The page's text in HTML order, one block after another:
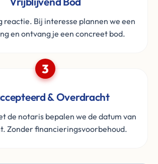
reactie. Bij interesse plannen we een
en ontvang je een concreet bod.
3
& Overdracht
de notaris bepalen we de datum van
Zonder financieringsvoorbehoud.